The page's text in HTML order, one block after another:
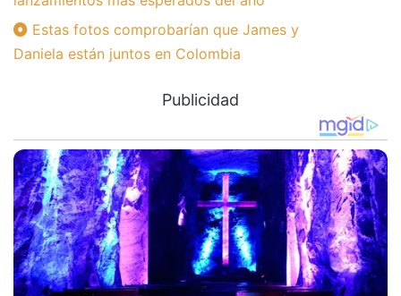
Estas fotos comprobarían que James y
Daniela están juntos en Colombia
Publicidad